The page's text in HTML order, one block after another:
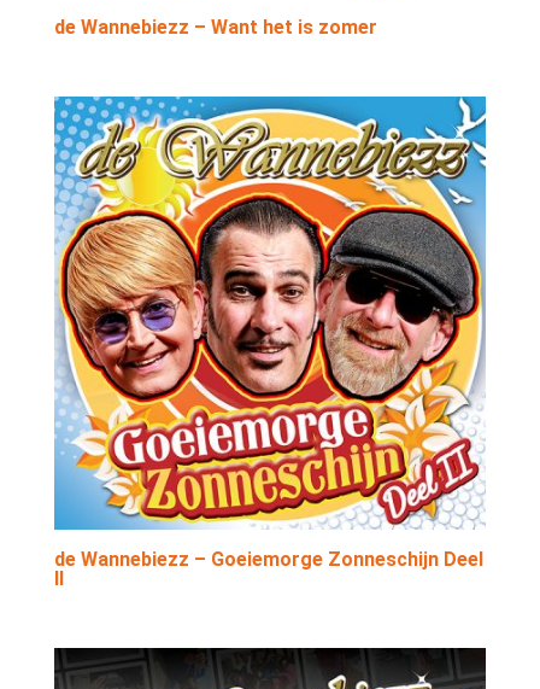
de Wannebiezz – Want het is zomer
de Wannebiezz – Goeiemorge Zonneschijn Deel
II